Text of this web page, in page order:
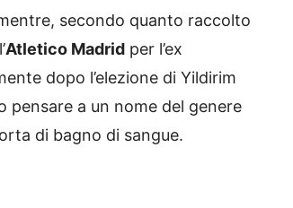
secondo quanto raccolto
Atletico Madrid per l’ex
dopo l’elezione di Yildirim
pensare a un nome del genere
di bagno di sangue.